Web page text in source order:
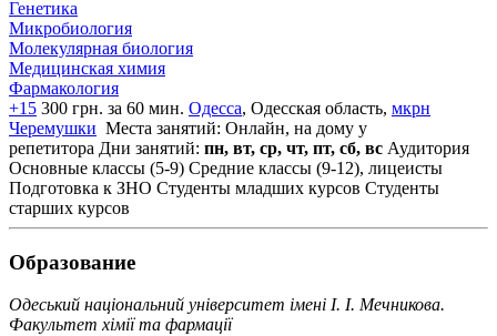
Генетика
Микробиология
Молекулярная биология
Медицинская химия
Фармакология
+15 300 грн. за 60 мин. Одесса, Одесская область, мкрн
Черемушки Места занятий: Онлайн, на дому у
репетитора Дни занятий: пн, вт, ср, чт, пт, сб, вс Аудитория
Основные классы (5-9) Средние классы (9-12), лицеисты
Подготовка к ЗНО Студенты младших курсов Студенты
старших курсов
Образование
Одеський національний університет імені І. І. Мечникова.
Факультет хімії та фармації